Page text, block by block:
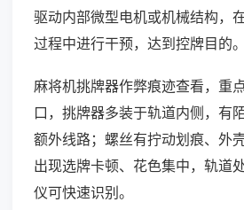
驱动内部微型电机或机械结构，
过程中进行干预，达到控牌目的。
麻将机挑牌器作弊痕迹查看，重
口，挑牌器多装于轨道内侧，有
额外线路；螺丝有拧动划痕、外
出现选牌卡顿、花色集中，轨道
仪可快速识别。